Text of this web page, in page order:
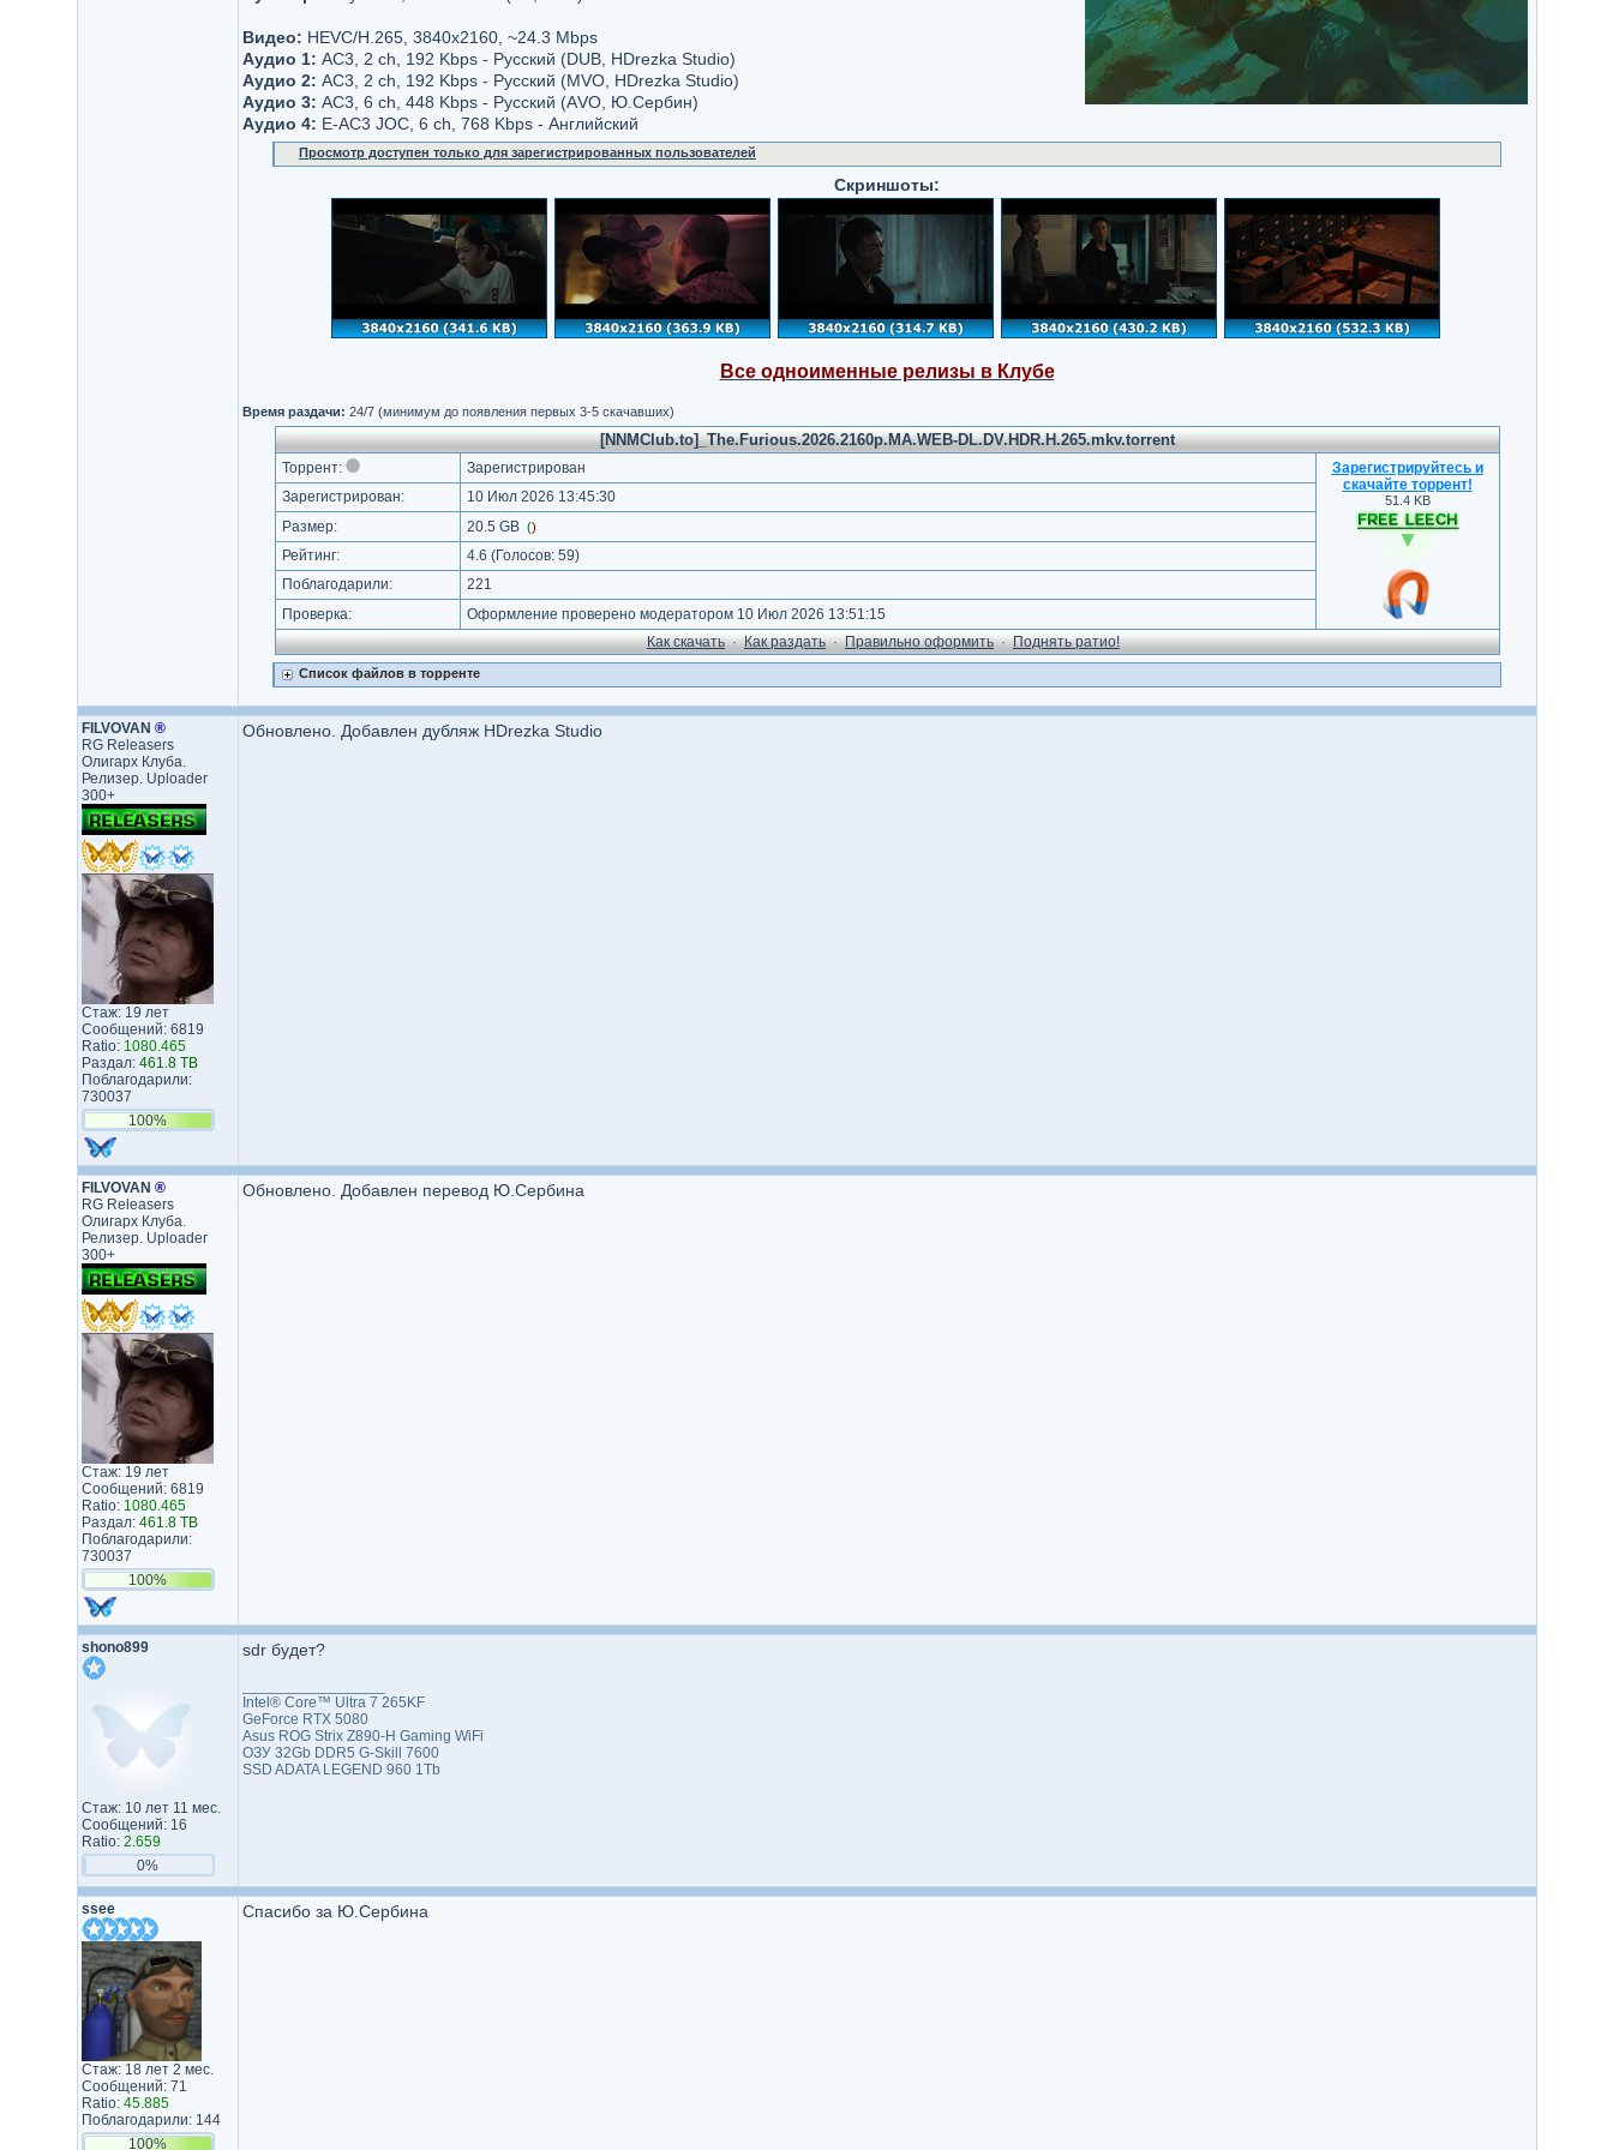
Видео: HEVC/H.265, 3840x2160, ~24.3 Mbps
Аудио 1: AC3, 2 ch, 192 Kbps - Русский (DUB, HDrezka Studio)
Аудио 2: AC3, 2 ch, 192 Kbps - Русский (MVO, HDrezka Studio)
Аудио 3: AC3, 6 ch, 448 Kbps - Русский (АVO, Ю.Сербин)
Аудио 4: E-AC3 JOC, 6 ch, 768 Kbps - Английский
Просмотр доступен только для зарегистрированных пользователей
Скриншоты:
Все одноименные релизы в Клубе
Время раздачи: 24/7 (минимум до появления первых 3-5 скачавших)
[NNMClub.to]_The.Furious.2026.2160p.MA.WEB-DL.DV.HDR.H.265.mkv.torrent
Торрент: Зарегистрирован
Зарегистрируйтесь и
скачайте торрент!
51.4 KB
Зарегистрирован:
10 Июл 2026 13:45:30
Размер:
20.5 GB ()
Рейтинг: 4.6 (Голосов: 59)
Поблагодарили:
221
Проверка:
Оформление проверено модератором 10 Июл 2026 13:51:15
Как cкачать·Как раздать·Правильно оформить·Поднять ратио!
Список файлов в торренте
FILVOVAN ®
RG Releasers
Олигарх Клуба.
Релизер. Uploader
300+
Стаж: 19 лет
Сообщений: 6819
Ratio: 1080.465
Раздал: 461.8 TB
Поблагодарили:
730037
100%
Обновлено. Добавлен дубляж HDrezka Studio
FILVOVAN ®
RG Releasers
Олигарх Клуба.
Релизер. Uploader
300+
Стаж: 19 лет
Сообщений: 6819
Ratio: 1080.465
Раздал: 461.8 TB
Поблагодарили:
730037
100%
Обновлено. Добавлен перевод Ю.Сербина
shono899
Стаж: 10 лет 11 мес.
Сообщений: 16
Ratio: 2.659
0%
sdr будет?
Intel® Core™ Ultra 7 265KF
GeForce RTX 5080
Asus ROG Strix Z890-H Gaming WiFi
ОЗУ 32Gb DDR5 G-Skill 7600
SSD ADATA LEGEND 960 1Tb
ssee
Стаж: 18 лет 2 мес.
Сообщений: 71
Ratio: 45.885
Поблагодарили: 144
100%
Спасибо за Ю.Сербина